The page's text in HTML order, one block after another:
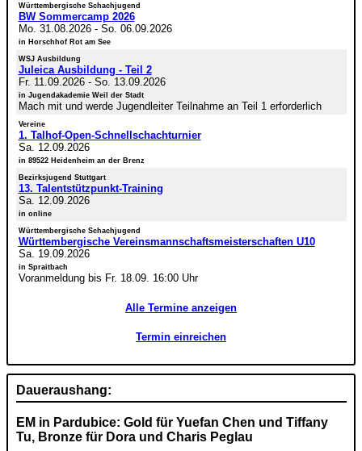
Württembergische Schachjugend
BW Sommercamp 2026
Mo. 31.08.2026- So. 06.09.2026
in Horschhof Rot am See
WSJ Ausbildung
Juleica Ausbildung - Teil 2
Fr. 11.09.2026- So. 13.09.2026
in Jugendakademie Weil der Stadt
Mach mit und werde Jugendleiter Teilnahme an Teil 1 erforderlich
Vereine
1. Talhof-Open-Schnellschachturnier
Sa. 12.09.2026
in 89522 Heidenheim an der Brenz
Bezirksjugend Stuttgart
13. Talentstützpunkt-Training
Sa. 12.09.2026
in online
Württembergische Schachjugend
Württembergische Vereinsmannschaftsmeisterschaften U10
Sa. 19.09.2026
in Spraitbach
Voranmeldung bis Fr. 18.09. 16:00 Uhr
Alle Termine anzeigen
Termin einreichen
Daueraushang:
EM in Pardubice: Gold für Yuefan Chen und Tiffany
Tu, Bronze für Dora und Charis Peglau